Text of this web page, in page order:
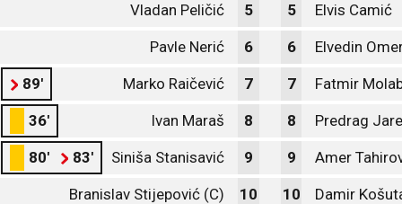
Vladan Peličić 5 5 Elvis Camić
Pavle Nerić 6 6 Elvedin
89' Marko Raičević 7 7 Fatmir
36' Ivan Maraš 8 8 Predrag
80' 83' Siniša Stanisavić 9 9 Amer
Branislav Stijepović (C) 10 10 Damir